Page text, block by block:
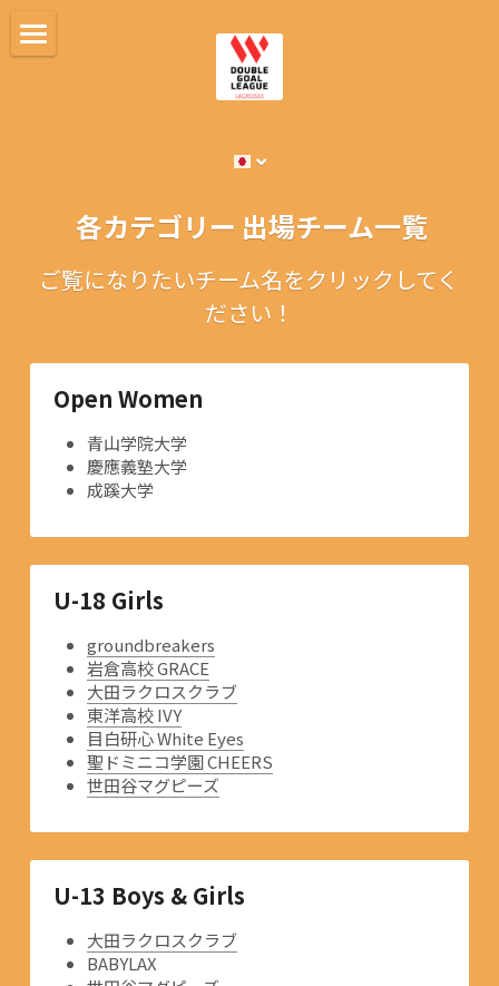
リーグに参加する
ダブル・ゴールとは
検索
日本語
日本語
各カテゴリー 出場チーム一覧
ご覧になりたいチーム名をクリックしてく
ださい！
Open Women
青山学院大学
慶應義塾大学
成蹊大学
U-18 Girls
groundbreakers
岩倉高校 GRACE
大田ラクロスクラブ
東洋高校 IVY
目白研心 White Eyes
聖ドミニコ学園 CHEERS
世田谷マグピーズ
U-13 Boys & Girls
大田ラクロスクラブ
BABYLAX
ストアカテゴリー